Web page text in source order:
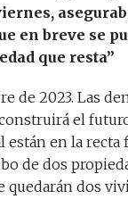
en breve se
que resta”
de 2023. Las
el
están en la recta
de dos
quedarán dos